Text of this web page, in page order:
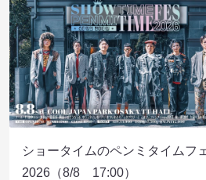
ショータイムのペンミタイムフ
2026（8/8 17:00）